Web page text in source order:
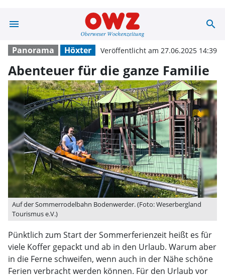
menu Abenteuer fürsearch
Panorama Höxter Veröffentlicht am 27.06.2025 14:39
Abenteuer für die ganze Familie
Auf der Sommerrodelbahn Bodenwerder. (Foto: Weserbergland
Tourismus e.V.)
Pünktlich zum Start der Sommerferienzeit heißt es für
viele Koffer gepackt und ab in den Urlaub. Warum aber
in die Ferne schweifen, wenn auch in der Nähe schöne
Ferien verbracht werden können. Für den Urlaub vor